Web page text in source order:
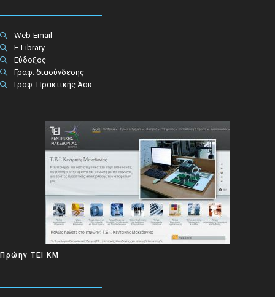
Web-Email
E-Library
Εύδοξος
Γραφ. διασύνδεσης
Γραφ. Πρακτικής Άσκ
Πρώην ΤΕΙ ΚΜ